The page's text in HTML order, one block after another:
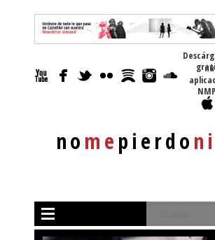
nomepierdoni